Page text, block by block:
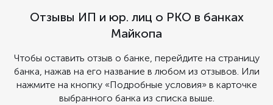
Отзывы ИП и юр. лиц о РКО в банках
Майкопа
Чтобы оставить отзыв о банке, перейдите на страницу
банка, нажав на его название в любом из отзывов. Или
нажмите на кнопку «Подробные условия» в карточке
выбранного банка из списка выше.